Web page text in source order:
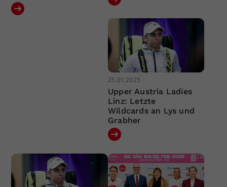
25.01.2025
Upper Austria Ladies
Linz: Letzte
Wildcards an Lys und
Grabher